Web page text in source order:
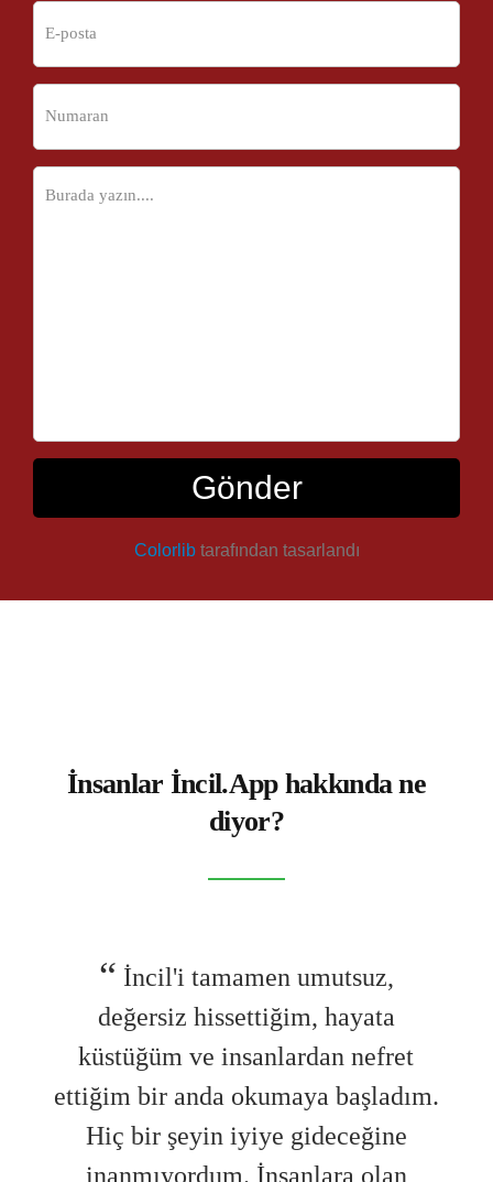
Gönder
Colorlibtarafından tasarlandı
İnsanlar İncil.App hakkında ne
diyor?
İncil'i tamamen umutsuz,
değersiz hissettiğim, hayata
küstüğüm ve insanlardan nefret
ettiğim bir anda okumaya başladım.
Hiç bir şeyin iyiye gideceğine
inanmıyordum. İnsanlara olan